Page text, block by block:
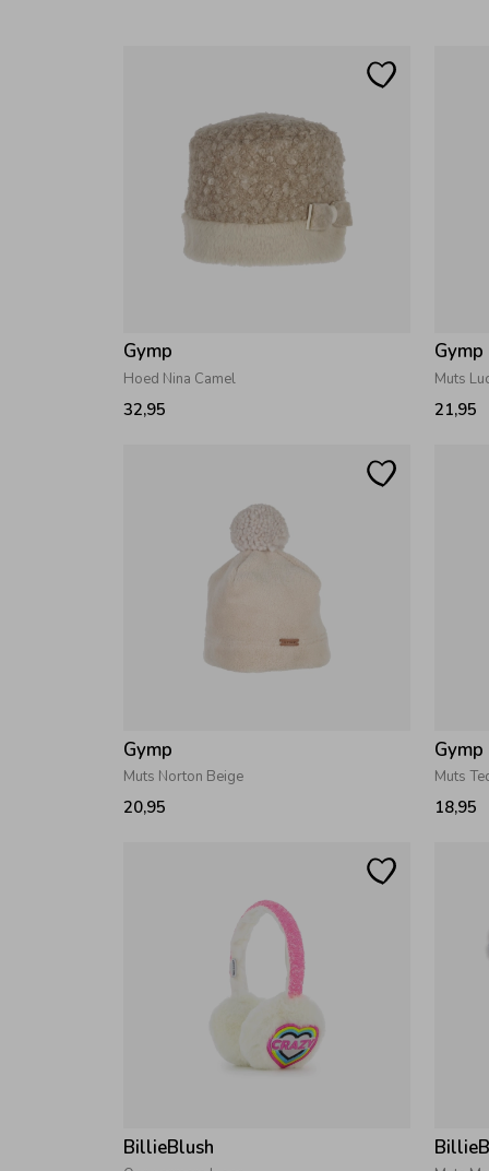
Gymp
Hoed Nina Camel
32,95
Gymp
Muts
21,95
Gymp
Muts Norton Beige
20,95
Gymp
Muts
18,95
BillieBlush